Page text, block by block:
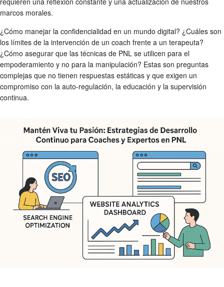
marcos morales.
¿Cómo manejar la confidencialidad en un mundo digital? ¿Cuáles son
los límites de la intervención de un coach frente a un terapeuta?
¿Cómo asegurar que las técnicas de PNL se utilicen para el
empoderamiento y no para la manipulación? Estas son preguntas
complejas que no tienen respuestas estáticas y que exigen un
compromiso con la auto-regulación, la educación y la supervisión
continua.